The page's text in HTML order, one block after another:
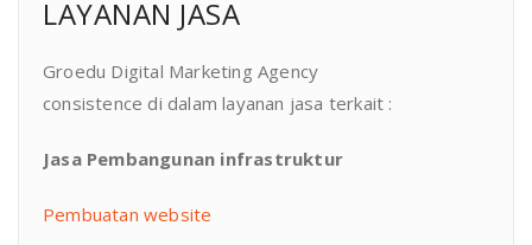
LAYANAN JASA
Groedu Digital Marketing Agency
consistence di dalam layanan jasa terkait :
Jasa Pembangunan infrastruktur
Pembuatan website